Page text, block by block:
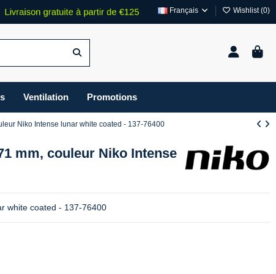
Français Wishlist (0)
Ventilation Promotions
Niko Intense lunar white coated - 137-76400
mm, couleur Niko Intense
white coated - 137-76400